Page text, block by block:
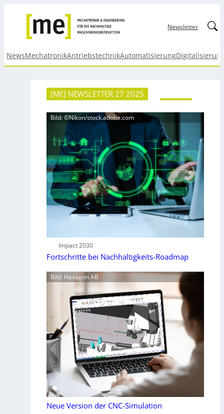
Newsletter
NewsMechatronikAntriebstechnikAutomatisierung
[ME] NEWSLETTER 27 2025
Bild: ©Nikon/stock.adobe.com
Impact 2030
Fortschritte bei Nachhaltigkeits-Roadmap
Bild: Hexagon AB
Neue Version der CNC-Simulation